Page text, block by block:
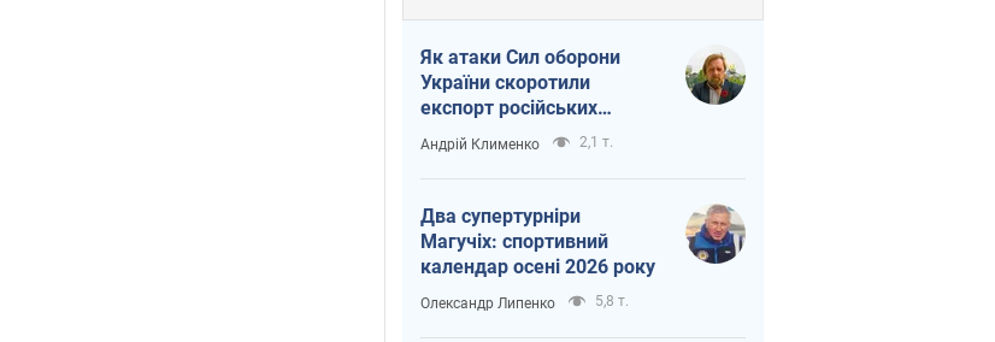
Як атаки Сил оборони
України скоротили
експорт російських
нафтопродуктів
Андрій Клименко 2,1 т.
Два супертурніри
Магучіх: спортивний
календар осені 2026 року
Олександр Липенко 5,8 т.